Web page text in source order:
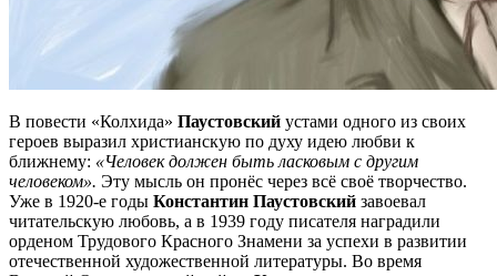
В повести «Колхида» Паустовский устами одного из своих
героев выразил христианскую по духу идею любви к
ближнему: «Человек должен быть ласковым с другим
человеком». Эту мысль он пронёс через всё своё творчество.
Уже в 1920-е годы Константин Паустовский завоевал
читательскую любовь, а в 1939 году писателя наградили
орденом Трудового Красного Знамени за успехи в развитии
отечественной художественной литературы. Во время